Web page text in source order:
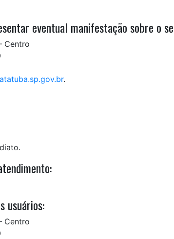
eventual manifestação sobre o
Centro
.
usuários:
Centro